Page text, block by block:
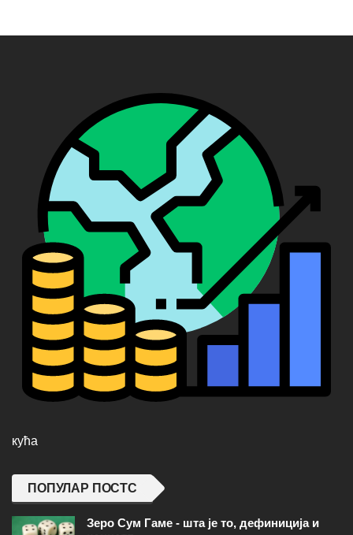
кућа
ПОПУЛАР ПОСТС
Зеро Сум Гаме - шта је то, дефиниција и